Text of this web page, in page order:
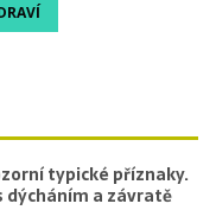
typické příznaky.
dýcháním a závratě